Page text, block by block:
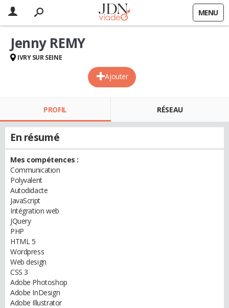
MENU
Ajouter
Jenny REMY
IVRY SUR SEINE
PROFIL RÉSEAU
En résumé
Mes compétences :
Communication
Polyvalent
Autodidacte
JavaScript
Intégration web
JQuery
PHP
HTML 5
Wordpress
Web design
CSS 3
Adobe Photoshop
Adobe InDesign
Adobe Illustrator